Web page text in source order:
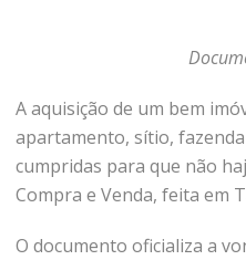
A aquisição de um bem
apartamento, sítio,
cumpridas para que não
Compra e Venda, feita em
O documento oficializa a